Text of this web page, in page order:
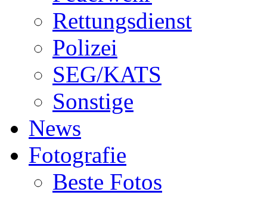
Rettungsdienst
Polizei
SEG/KATS
Sonstige
News
Fotografie
Beste Fotos